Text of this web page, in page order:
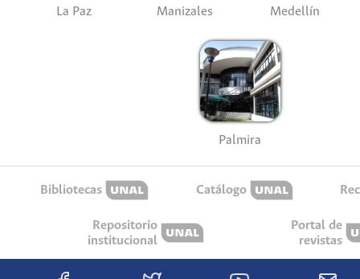
La Paz Manizales Medellín
Palmira
Bibliotecas Catálogo
Repositorio
institucional
Portal de
revistas